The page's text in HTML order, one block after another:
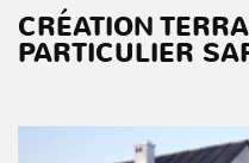
CRÉATION
PARTICULIER